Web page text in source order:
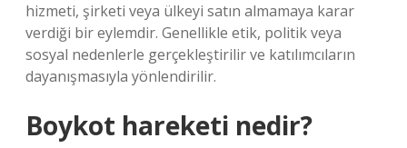
hizmeti, şirketi veya ülkeyi satın almamaya karar
verdiği bir eylemdir. Genellikle etik, politik veya
sosyal nedenlerle gerçekleştirilir ve katılımcıların
dayanışmasıyla yönlendirilir.
Boykot hareketi nedir?